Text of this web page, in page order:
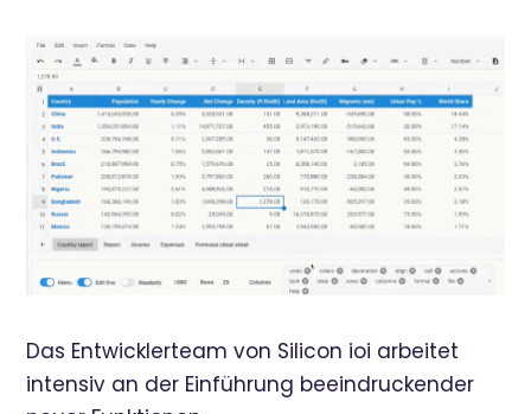
Das Entwicklerteam von Silicon ioi arbeitet
intensiv an der Einführung beeindruckender